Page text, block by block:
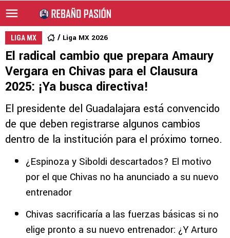
LIGA MX Liga MX 2026
El radical cambio que prepara Amaury
Vergara en Chivas para el Clausura
2025: ¡Ya busca directiva!
El presidente del Guadalajara está convencido
de que deben registrarse algunos cambios
dentro de la institución para el próximo torneo.
¿Espinoza y Siboldi descartados? El motivo
por el que Chivas no ha anunciado a su nuevo
entrenador
Chivas sacrificaría a las fuerzas básicas si no
elige pronto a su nuevo entrenador: ¿Y Arturo